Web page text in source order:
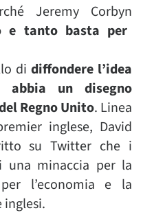
Jeremy Corbyn
e tanto basta per
didiffondere l’idea
abbia un disegno
Regno Unito. Linea
inglese, David
su Twitter che i
una minaccia per la
l’economia e la
inglesi.